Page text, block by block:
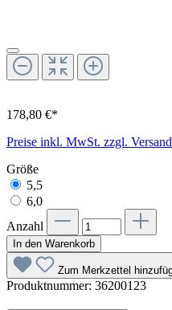
178,80 €*
Preise inkl. MwSt. zzgl.
Größe
5,5
6,0
Anzahl
In den Warenkorb
Zum Merkzettel
Produktnummer: 36200123